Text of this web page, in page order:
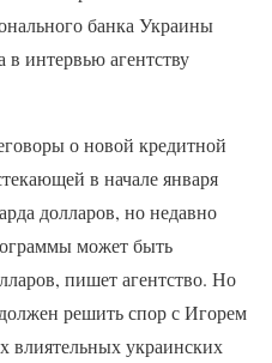
банка Украины
в интервью агентству
о новой кредитной
в начале января
долларов, но недавно
может быть
пишет агентство. Но
решить спор с Игорем
украинских